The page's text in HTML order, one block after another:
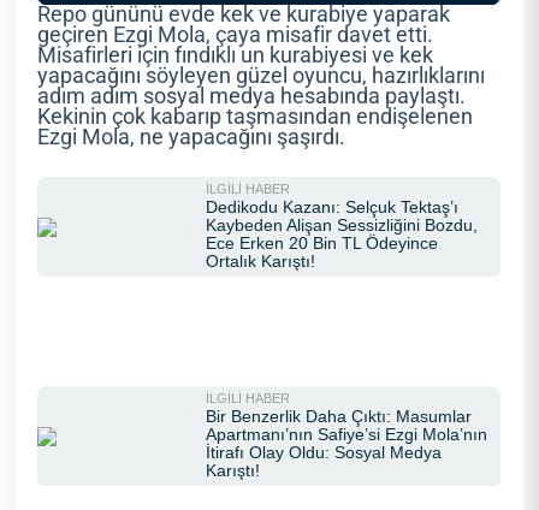
Repo gününü evde kek ve kurabiye yaparak
geçiren Ezgi Mola, çaya misafir davet etti.
Misafirleri için fındıklı un kurabiyesi ve kek
yapacağını söyleyen güzel oyuncu, hazırlıklarını
adım adım sosyal medya hesabında paylaştı.
Kekinin çok kabarıp taşmasından endişelenen
Ezgi Mola, ne yapacağını şaşırdı.